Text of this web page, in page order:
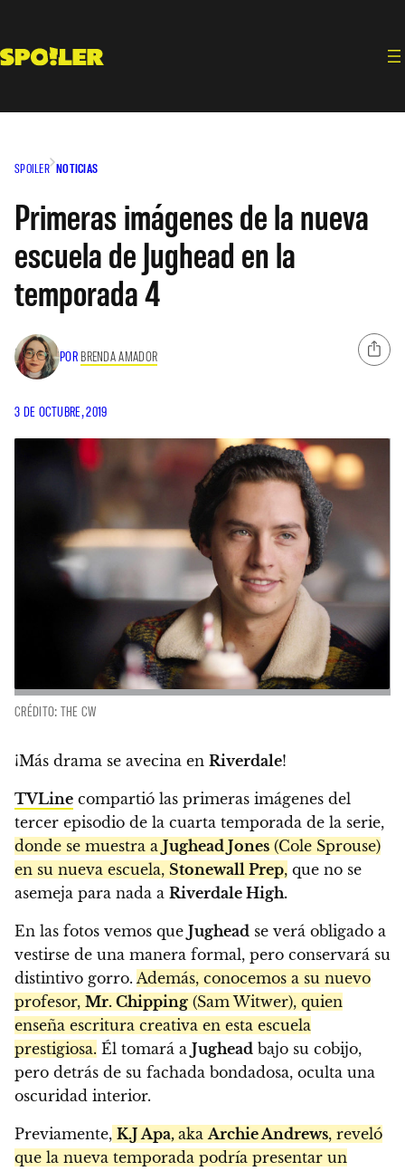
contenido
SPOILER NOTICIAS
Primeras imágenes de la nueva
escuela de Jughead en la
temporada 4
POR BRENDA AMADOR
3 DE OCTUBRE, 2019
CRÉDITO: THE CW
¡Más drama se avecina en Riverdale!
TVLine compartió las primeras imágenes del
tercer episodio de la cuarta temporada de la serie,
donde se muestra a Jughead Jones (Cole Sprouse)
en su nueva escuela, Stonewall Prep, que no se
asemeja para nada a Riverdale High.
En las fotos vemos que Jughead se verá obligado a
vestirse de una manera formal, pero conservará su
distintivo gorro. Además, conocemos a su nuevo
profesor, Mr. Chipping (Sam Witwer), quien
enseña escritura creativa en esta escuela
prestigiosa. Él tomará a Jughead bajo su cobijo,
pero detrás de su fachada bondadosa, oculta una
oscuridad interior.
Previamente, K.J Apa, akaArchie Andrews, reveló
que la nueva temporada podría presentar un